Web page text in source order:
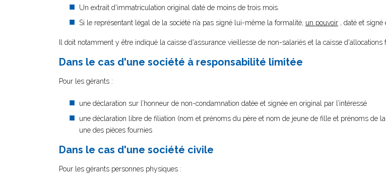
Un extrait d'immatriculation original daté de moins de trois mois.
Si le représentant légal de la société n’a pas signé lui-même la formalité, un pouvoir , daté et signé
Il doit notamment y être indiqué la caisse d'assurance vieillesse de non-salariés et la caisse d'allocations
Dans le cas d'une société à responsabilité limitée
Pour les gérants :
une déclaration sur l’honneur de non-condamnation datée et signée en original par l’intéressé
une déclaration libre de filiation (nom et prénoms du père et nom de jeune de fille et prénoms de
une des pièces fournies
Dans le cas d'une société civile
Pour les gérants personnes physiques :